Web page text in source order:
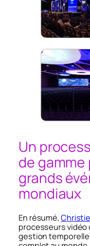
Un
de
grands
mondiaux
En résumé,Christie
processeurs
gestion